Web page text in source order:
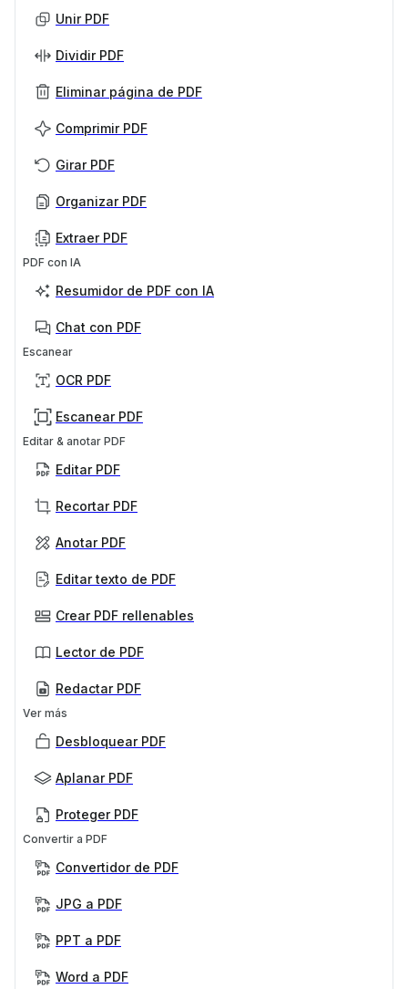
Unir PDF
Dividir PDF
Eliminar página de PDF
Comprimir PDF
Girar PDF
Organizar PDF
Extraer PDF
PDF con IA
Resumidor de PDF con IA
Chat con PDF
Escanear
OCR PDF
Escanear PDF
Editar & anotar PDF
Editar PDF
Recortar PDF
Anotar PDF
Editar texto de PDF
Crear PDF rellenables
Lector de PDF
Redactar PDF
Ver más
Desbloquear PDF
Aplanar PDF
Proteger PDF
Convertir a PDF
Convertidor de PDF
JPG a PDF
PPT a PDF
Word a PDF